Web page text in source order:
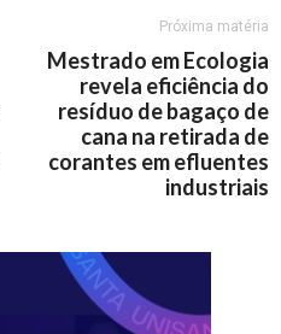
Próxima matéria
Mestrado em Ecologia
revela eficiência do
resíduo de bagaço de
cana na retirada de
corantes em efluentes
industriais